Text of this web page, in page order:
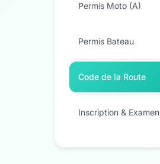
Permis Moto (A)
Permis Bateau
Code de la Route
Inscription & Examen